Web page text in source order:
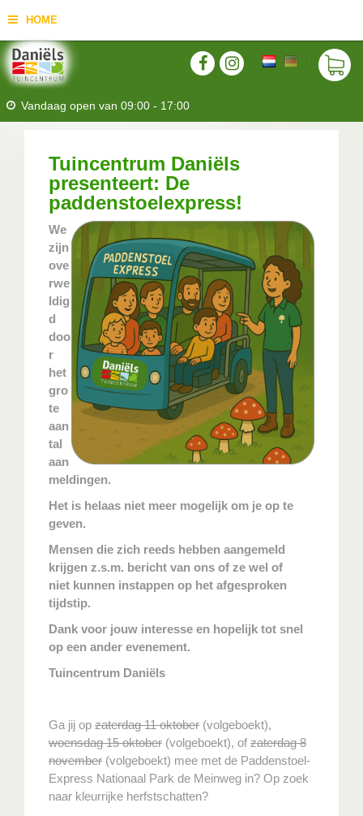
HOME
Vandaag open van 09:00 - 17:00
Tuincentrum Daniëls
presenteert: De
paddenstoelexpress!
We
zijn
ove
rwe
ldig
d
doo
r
het
gro
te
aan
tal
aan
meldingen.
Het is helaas niet meer mogelijk om je op te
geven.
Mensen die zich reeds hebben aangemeld
krijgen z.s.m. bericht van ons of ze wel of
niet kunnen instappen op het afgesproken
tijdstip.
Dank voor jouw interesse en hopelijk tot snel
op een ander evenement.
Tuincentrum Daniëls
Ga jij op zaterdag 11 oktober (volgeboekt),
woensdag 15 oktober (volgeboekt), of zaterdag 8
november (volgeboekt) mee met de Paddenstoel-
Express Nationaal Park de Meinweg in? Op zoek
naar kleurrijke herfstschatten?